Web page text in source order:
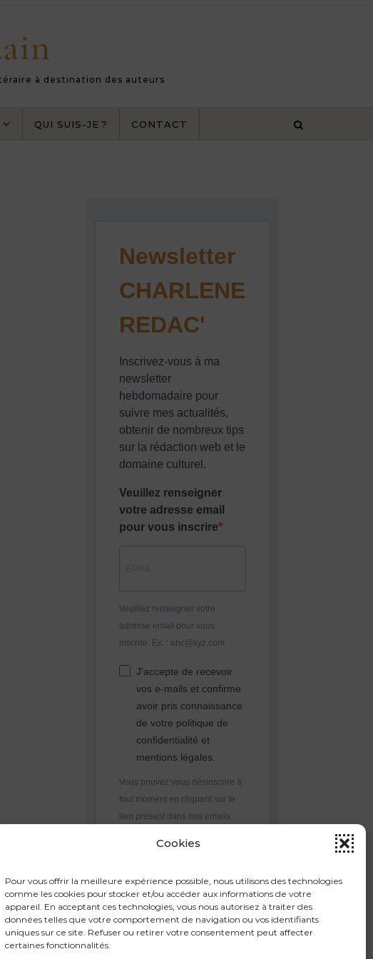
Cookies
Pour vous offrir la meilleure expérience possible, nous utilisons des technologies
comme les cookies pour stocker et/ou accéder aux informations de votre
appareil. En acceptant ces technologies, vous nous autorisez à traiter des
données telles que votre comportement de navigation ou vos identifiants
uniques sur ce site. Refuser ou retirer votre consentement peut affecter
certaines fonctionnalités.
à destination des auteurs
QUI SUIS-JE ? CONTACT
Newsletter
CHARLENE
REDAC'
Inscrivez-vous à ma
newsletter
hebdomadaire pour
suivre mes actualités,
obtenir de nombreux tips
sur la rédaction web et le
domaine culturel.
Veuillez renseigner
votre adresse email
pour vous inscrire
Veuillez renseigner votre
adresse email pour vous
inscrire. Ex. : abc@xyz.com
J'accepte de recevoir
vos e-mails et confirme
avoir pris connaissance
de votre politique de
confidentialité et
mentions légales.
Vous pouvez vous désinscrire à
tout moment en cliquant sur le
lien présent dans nos emails.
S'INSCRIRE